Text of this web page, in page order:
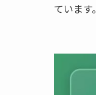
ています。